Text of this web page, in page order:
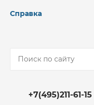
Справка
+7(495)211-61-15